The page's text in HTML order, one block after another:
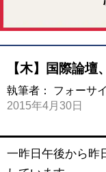
【木】国際論
執筆者： フォーサ
2015年4月30日
一昨日午後から昨